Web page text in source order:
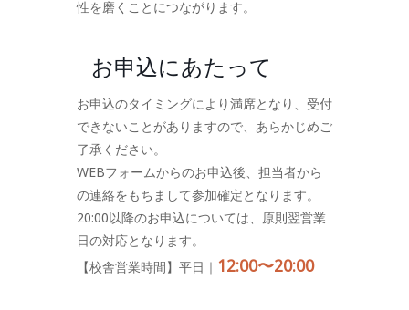
性を磨くことにつながります。
お申込にあたって
お申込のタイミングにより満席となり、受付
できないことがありますので、あらかじめご
了承ください。
WEBフォームからのお申込後、担当者から
の連絡をもちまして参加確定となります。
20:00以降のお申込については、原則翌営業
日の対応となります。
【校舎営業時間】平日｜ 12:00〜20:00